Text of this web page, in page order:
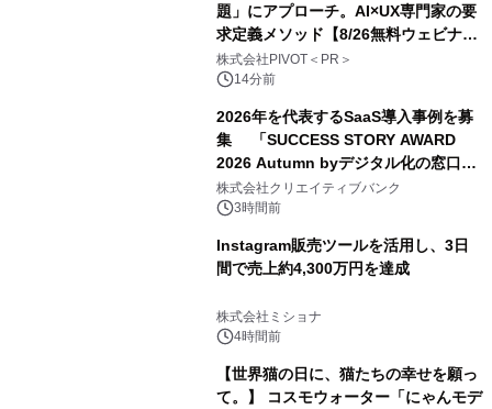
題」にアプローチ。AI×UX専門家の要
求定義メソッド【8/26無料ウェビナ
ー】株式会社PIVOT
株式会社PIVOT＜PR＞
14分前
2026年を代表するSaaS導入事例を募
集 「SUCCESS STORY AWARD
2026 Autumn byデジタル化の窓口」
開催
株式会社クリエイティブバンク
3時間前
Instagram販売ツールを活用し、3日
間で売上約4,300万円を達成
株式会社ミショナ
4時間前
【世界猫の日に、猫たちの幸せを願っ
て。】 コスモウォーター「にゃんモデ